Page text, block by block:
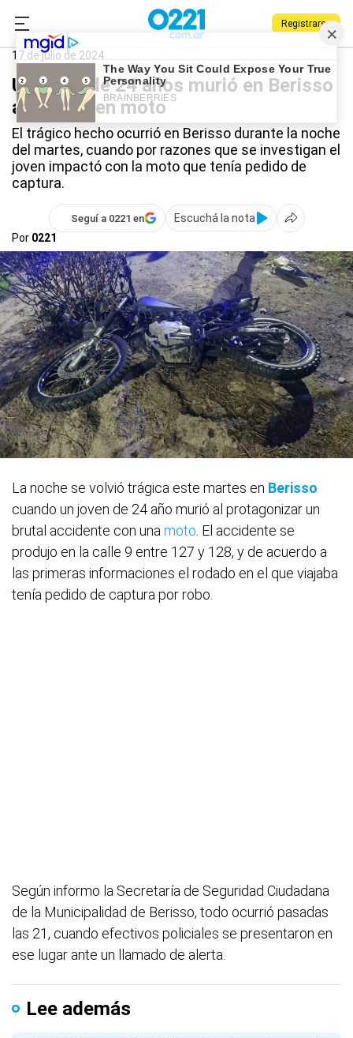
Registrarse
0221.com.ar Berisso
17 de julio de 2024
Un joven de 24 años murió en Berisso
al chocar en moto
El trágico hecho ocurrió en Berisso durante la noche
del martes, cuando por razones que se investigan el
joven impactó con la moto que tenía pedido de
captura.
Seguí a 0221 en
Escuchá la nota
Por 0221
La noche se volvió trágica este martes en Berisso
cuando un joven de 24 año murió al protagonizar un
brutal accidente con unamoto. El accidente se
produjo en la calle 9 entre 127 y 128, y de acuerdo a
las primeras informaciones el rodado en el que viajaba
tenía pedido de captura por robo.
Según informo la Secretaría de Seguridad Ciudadana
de la Municipalidad de Berisso, todo ocurrió pasadas
las 21, cuando efectivos policiales se presentaron en
ese lugar ante un llamado de alerta.
Lee además